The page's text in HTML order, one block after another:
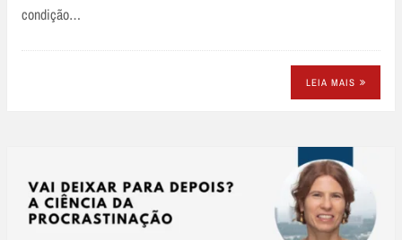
condição…
LEIA MAIS